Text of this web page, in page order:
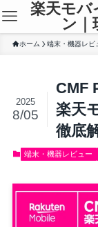
楽天モバ
ン｜
ホーム 端末・機器レビ
CMF
楽天
徹底
2025
8/05
端末・機器レビュー